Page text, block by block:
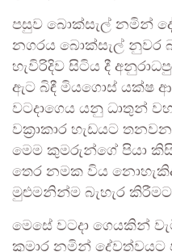
පසුව බොක්සැල් නමින්
නගරය බොක්සැල් නුවර
හැවිරිදිව සිටිය දී
ඇට බිඳී මියගොස් යක්ෂ
වටදාගෙය යනු ධාතුන්
වක්‍රාකාර හැඩයට
මෙම කුමරුන්ගේ පියා
තෙර නමක විය
මුළුමනින්ම බැහැර
මෙසේ වටදා ගෙයකින්
කුමාර නමින් දේවත්වයට